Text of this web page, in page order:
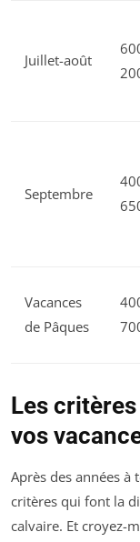
Juillet-août
Septembre
Vacances
de Pâques
Les
vos
Après des années
critères qui font la
calvaire. Et croyez-